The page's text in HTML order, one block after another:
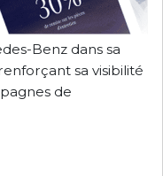
Benz dans sa
sa visibilité
de